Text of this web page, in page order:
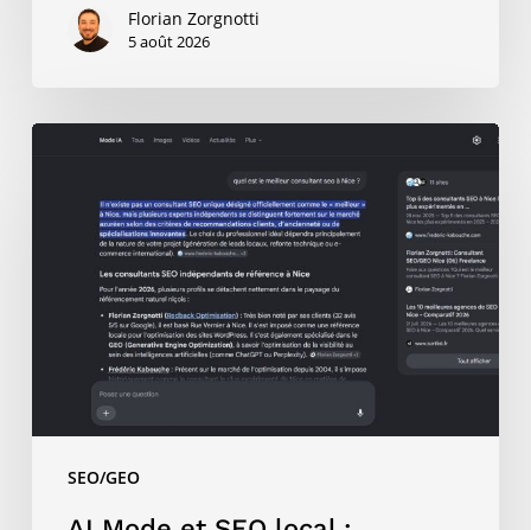
Florian Zorgnotti
5 août 2026
SEO/GEO
comment
recommandé
Nice